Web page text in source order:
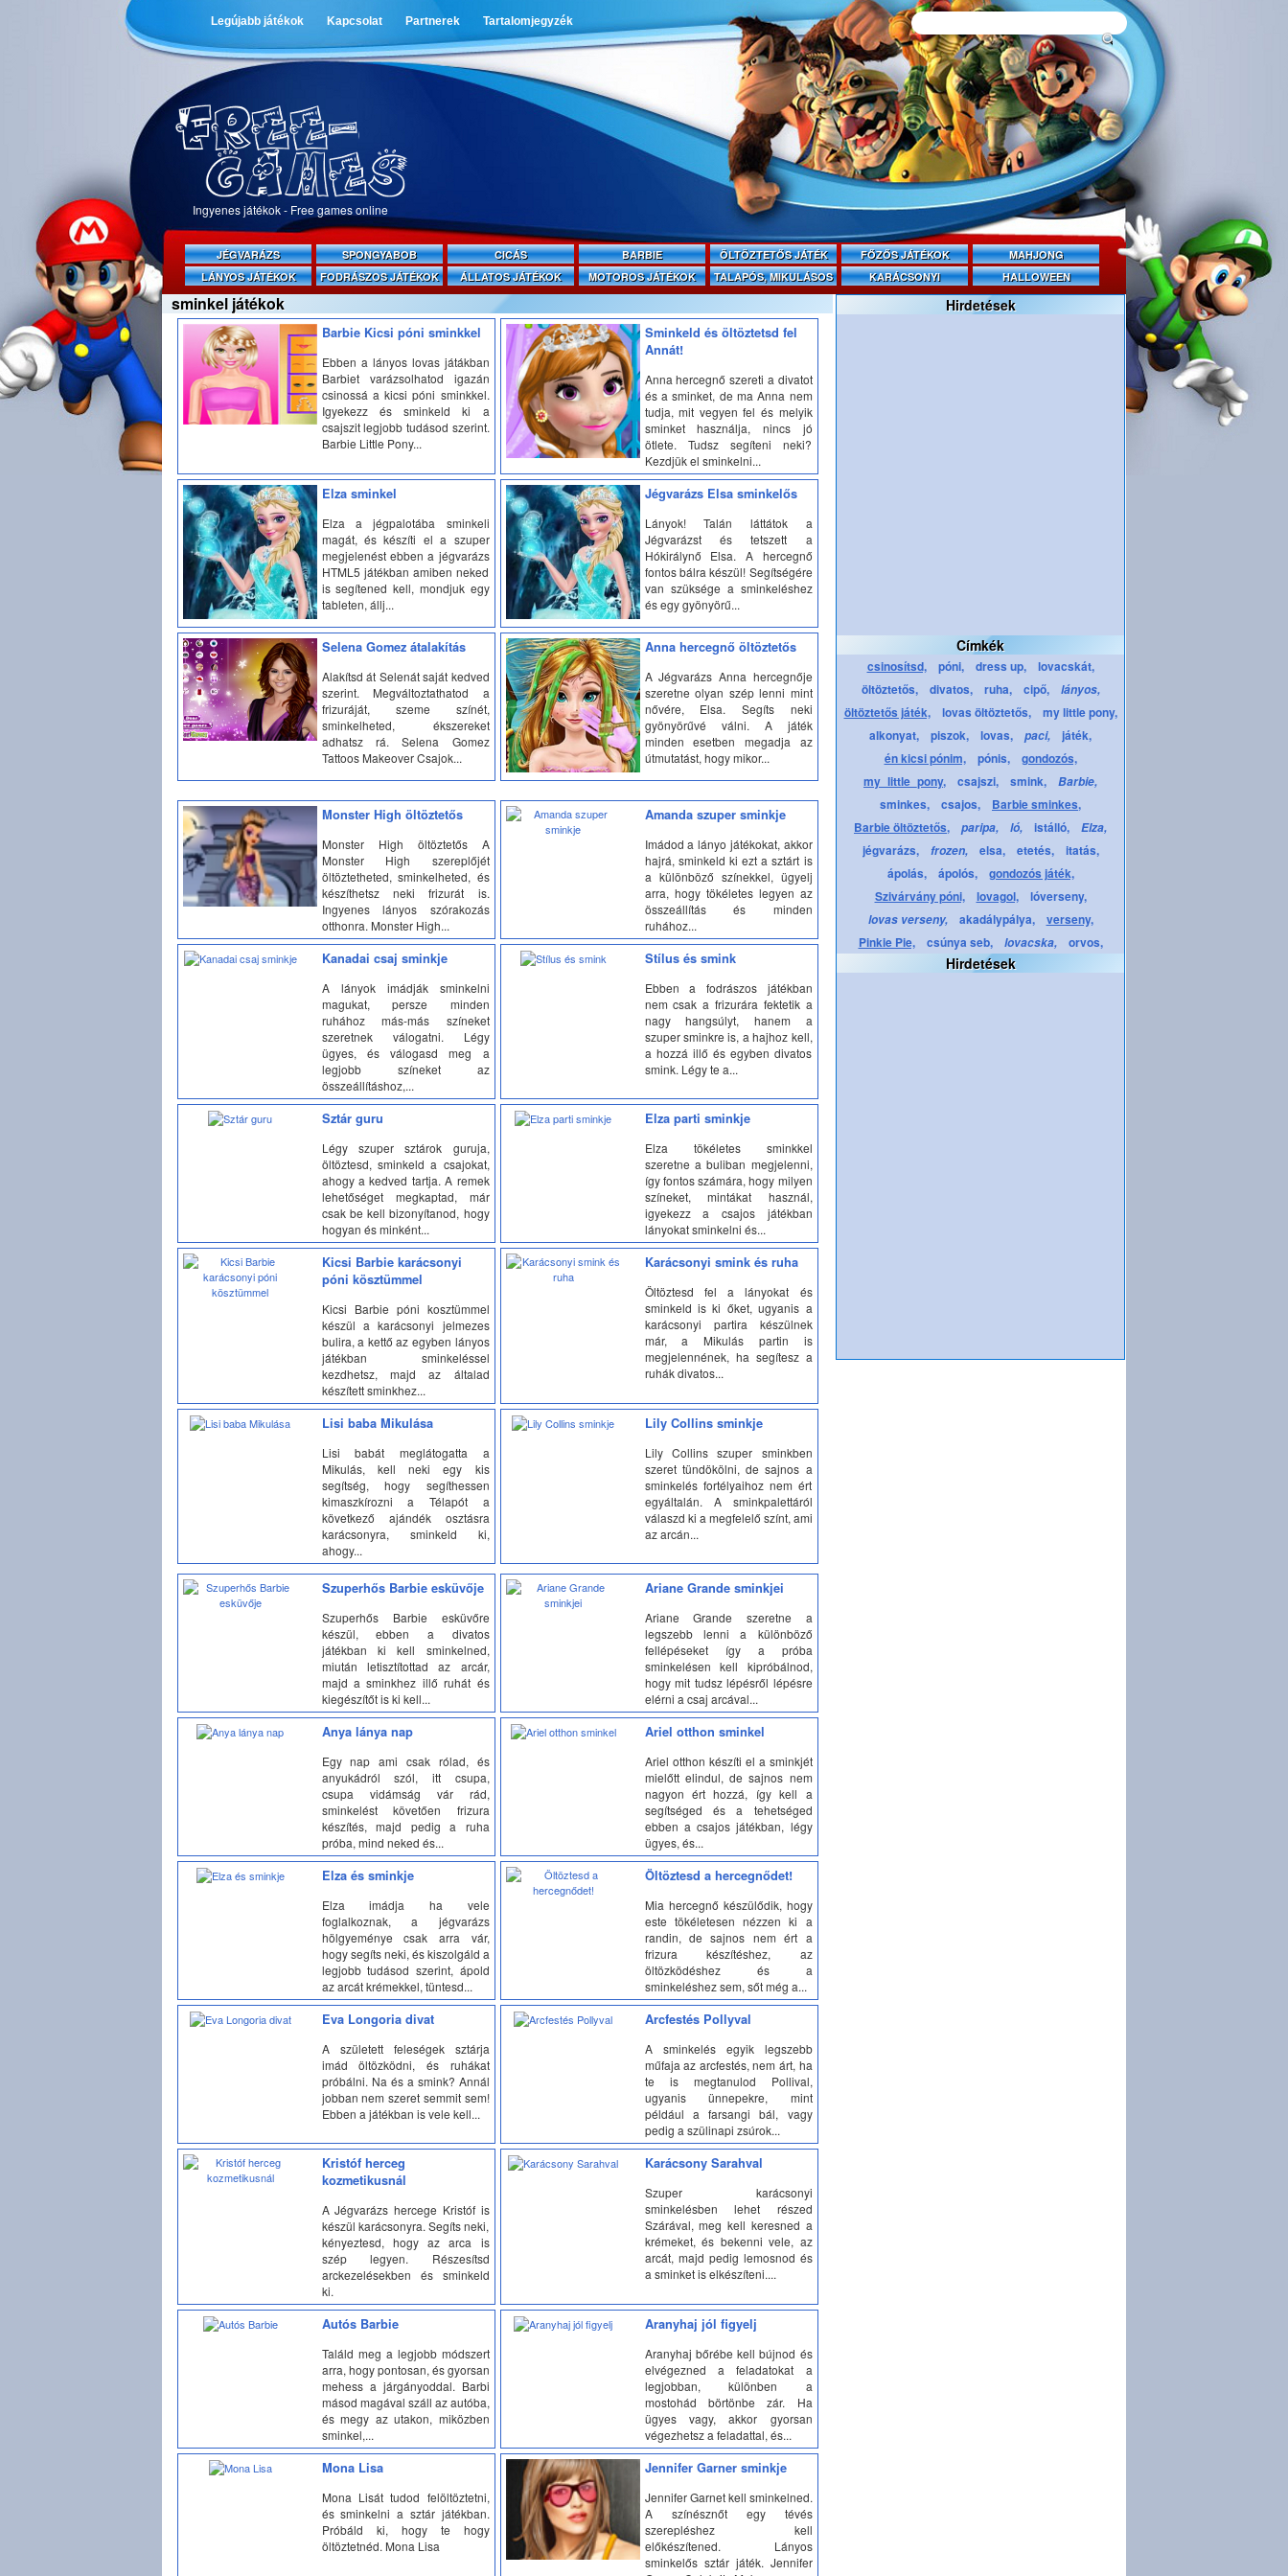
Legújabb játékok Kapcsolat Partnerek Tartalomjegyzék
Ingyenes játékok - Free games online
JÉGVARÁZS SPONGYABOB CICÁS BARBIE ÖLTÖZTETŐS JÁTÉK FŐZŐS JÁTÉKOK
MAHJONG
LÁNYOS JÁTÉKOK
FODRÁSZOS JÁTÉKOK ÁLLATOS JÁTÉKOK MOTOROS JÁTÉKOK TALAPÓS, MIKULÁSOS KARÁCSONYI HALLOWEEN
sminkel játékok
Barbie Kicsi póni sminkkel
Ebben a lányos lovas játákban
Barbiet varázsolhatod igazán
csinossá a kicsi póni sminkkel.
Igyekezz és sminkeld ki a
csajszit legjobb tudásod szerint.
Barbie Little Pony...
Sminkeld és öltöztetsd fel
Annát!
Anna hercegnő szereti a divatot
és a sminket, de ma Anna nem
tudja, mit vegyen fel és melyik
sminket használja, nincs jó
ötlete. Tudsz segíteni neki?
Kezdjük el sminkelni...
Elza sminkel
Elza a jégpalotába sminkeli
magát, és készíti el a szuper
megjelenést ebben a jégvarázs
HTML5 játékban amiben neked
is segítened kell, mondjuk egy
tableten, állj...
Jégvarázs Elsa sminkelős
Lányok! Talán láttátok a
Jégvarázst és tetszett a
Hókirálynő Elsa. A hercegnő
fontos bálra készül! Segítségére
van szüksége a sminkeléshez
és egy gyönyörű...
Selena Gomez átalakítás
Alakítsd át Selenát saját kedved
szerint. Megváltoztathatod a
frizuráját, szeme színét,
sminkelheted, ékszereket
adhatsz rá. Selena Gomez
Tattoos Makeover Csajok...
Anna hercegnő öltöztetős
A Jégvarázs Anna hercegnője
szeretne olyan szép lenni mint
nővére, Elsa. Segíts neki
gyönyörűvé válni. A játék
minden esetben megadja az
útmutatást, hogy mikor...
Monster High öltöztetős
Monster High öltöztetős A
Monster High szereplőjét
öltöztetheted, sminkelheted, és
készíthetsz neki frizurát is.
Ingyenes lányos szórakozás
otthonra. Monster High...
Amanda szuper sminkje
Imádod a lányo játékokat, akkor
hajrá, sminkeld ki ezt a sztárt is
a különböző színekkel, ügyelj
arra, hogy tökéletes legyen az
összeállítás és minden
ruhához...
Kanadai csaj sminkje
A lányok imádják sminkelni
magukat, persze minden
ruhához más-más színeket
szeretnek válogatni. Légy
ügyes, és válogasd meg a
legjobb színeket az
összeállításhoz,...
Stílus és smink
Ebben a fodrászos játékban
nem csak a frizurára fektetik a
nagy hangsúlyt, hanem a
szuper sminkre is, a hajhoz kell,
a hozzá illő és egyben divatos
smink. Légy te a...
Sztár guru
Légy szuper sztárok guruja,
öltöztesd, sminkeld a csajokat,
ahogy a kedved tartja. A remek
lehetőséget megkaptad, már
csak be kell bizonyítanod, hogy
hogyan és minként...
Elza parti sminkje
Elza tökéletes sminkkel
szeretne a buliban megjelenni,
így fontos számára, hogy milyen
színeket, mintákat használ,
igyekezz a csajos játékban
lányokat sminkelni és...
Kicsi Barbie karácsonyi
póni kösztümmel
Kicsi Barbie póni kosztümmel
készül a karácsonyi jelmezes
bulira, a kettő az egyben lányos
játékban sminkeléssel
kezdhetsz, majd az általad
készített sminkhez...
Karácsonyi smink és ruha
Öltöztesd fel a lányokat és
sminkeld is ki őket, ugyanis a
karácsonyi partira készülnek
már, a Mikulás partin is
megjelennének, ha segítesz a
ruhák divatos...
Lisi baba Mikulása
Lisi babát meglátogatta a
Mikulás, kell neki egy kis
segítség, hogy segíthessen
kimaszkírozni a Télapót a
következő ajándék osztásra
karácsonyra, sminkeld ki,
ahogy...
Lily Collins sminkje
Lily Collins szuper sminkben
szeret tündökölni, de sajnos a
sminkelés fortélyaihoz nem ért
egyáltalán. A sminkpalettáról
válaszd ki a megfelelő színt, ami
az arcán...
Szuperhős Barbie esküvője
Szuperhős Barbie esküvőre
készül, ebben a divatos
játékban ki kell sminkelned,
miután letisztítottad az arcár,
majd a sminkhez illő ruhát és
kiegészítőt is ki kell...
Ariane Grande sminkjei
Ariane Grande szeretne a
legszebb lenni a különböző
fellépéseket így a próba
sminkelésen kell kipróbálnod,
hogy mit tudsz lépésről lépésre
elérni a csaj arcával...
Anya lánya nap
Egy nap ami csak rólad, és
anyukádról szól, itt csupa,
csupa vidámság vár rád,
sminkelést követően frizura
készítés, majd pedig a ruha
próba, mind neked és...
Ariel otthon sminkel
Ariel otthon készíti el a sminkjét
mielőtt elindul, de sajnos nem
nagyon ért hozzá, így kell a
segítséged és a tehetséged
ebben a csajos játékban, légy
ügyes, és...
Elza és sminkje
Elza imádja ha vele
foglalkoznak, a jégvarázs
hölgyeménye csak arra vár,
hogy segíts neki, és kiszolgáld a
legjobb tudásod szerint, ápold
az arcát krémekkel, tüntesd...
Öltöztesd a hercegnődet!
Mia hercegnő készülődik, hogy
este tökéletesen nézzen ki a
randin, de sajnos nem ért a
frizura készítéshez, az
öltözködéshez és a
sminkeléshez sem, sőt még a...
Eva Longoria divat
A született feleségek sztárja
imád öltözködni, és ruhákat
próbálni. Na és a smink? Annál
jobban nem szeret semmit sem!
Ebben a játékban is vele kell...
Arcfestés Pollyval
A sminkelés egyik legszebb
műfaja az arcfestés, nem árt, ha
te is megtanulod Pollival,
ugyanis ünnepekre, mint
például a farsangi bál, vagy
pedig a szülinapi zsúrok...
Kristóf herceg
kozmetikusnál
A Jégvarázs hercege Kristóf is
készül karácsonyra. Segíts neki,
kényeztesd, hogy az arca is
szép legyen. Részesítsd
arckezelésekben és sminkeld
ki.
Karácsony Sarahval
Szuper karácsonyi
sminkelésben lehet részed
Szárával, meg kell keresned a
krémeket, és bekenni vele, az
arcát, majd pedig lemosnod és
a sminket is elkészíteni....
Autós Barbie
Találd meg a legjobb módszert
arra, hogy pontosan, és gyorsan
mehess a járgányoddal. Barbi
másod magával száll az autóba,
és megy az utakon, miközben
sminkel,...
Aranyhaj jól figyelj
Aranyhaj bőrébe kell bújnod és
elvégezned a feladatokat a
legjobban, különben a
mostohád börtönbe zár. Ha
ügyes vagy, akkor gyorsan
végezhetsz a feladattal, és...
Mona Lisa
Mona Lisát tudod felöltöztetni,
és sminkelni a sztár játékban.
Próbáld ki, hogy te hogy
öltöztetnéd. Mona Lisa
Jennifer Garner sminkje
Jennifer Garnet kell sminkelned.
A színésznőt egy tévés
szerepléshez kell
előkészítened. Lányos
sminkelős sztár játék. Jennifer
Hirdetések
Címkék
csinosítsd, póni, dress up,
lovacskát,
öltöztetős,
divatos, ruha, cipő, lányos,
öltöztetős játék, lovas öltöztetős,
my little pony,
alkonyat,
piszok, lovas, paci,
játék,
én kicsi pónim,
pónis,
gondozós,
my_little_pony,
csajszi, smink, Barbie,
sminkes, csajos,
Barbie sminkes,
Barbie öltöztetős,
paripa, ló, istálló, Elza,
jégvarázs, frozen, elsa, etetés,
itatás,
ápolás,
ápolós,
gondozós játék,
Szivárvány póni,
lovagol, lóverseny,
lovas verseny, akadálypálya,
verseny,
Pinkie Pie,
csúnya seb, lovacska, orvos,
Hirdetések